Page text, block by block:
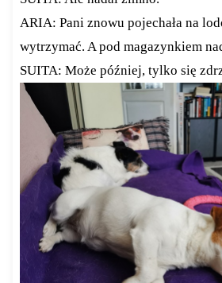
ARIA: Pani znowu pojechała na
wytrzymać. A pod magazynkiem
SUITA: Może później, tylko się